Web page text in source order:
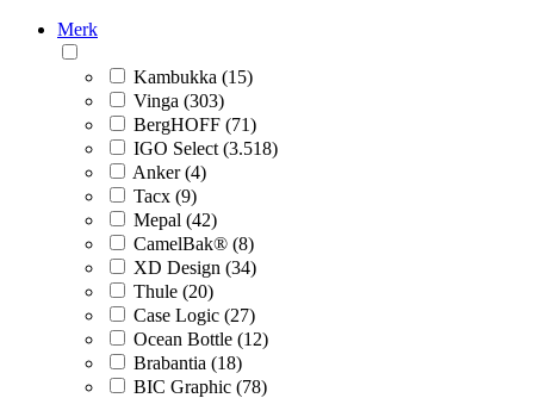
Merk
Kambukka (15)
Vinga (303)
BergHOFF (71)
IGO Select (3.518)
Anker (4)
Tacx (9)
Mepal (42)
CamelBak® (8)
XD Design (34)
Thule (20)
Case Logic (27)
Ocean Bottle (12)
Brabantia (18)
BIC Graphic (78)